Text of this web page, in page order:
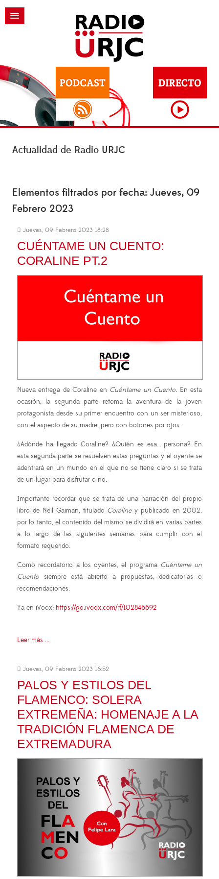
Actualidad de Radio URJC
Elementos filtrados por fecha: Jueves, 09
Febrero 2023
Jueves, 09 Febrero 2023 18:28
CUÉNTAME UN CUENTO:
CORALINE PT.2
Nueva entrega de Coraline en Cuéntame un Cuento. En esta
ocasión, la segunda parte retoma la aventura de la joven
protagonista desde su primer encuentro con un ser misterioso,
con el aspecto de su madre, pero con botones por ojos.
¿Adónde ha llegado Coraline? ¿Quién es esa… persona? En
esta segunda parte se resuelven estas preguntas y el oyente se
adentrará en un mundo en el que no se tiene claro si se trata
de un lugar para disfrutar o no.
Importante recordar que se trata de una narración del propio
libro de Neil Gaiman, titulado Coraliney publicado en 2002,
por lo tanto, el contenido del mismo se dividirá en varias partes
a lo largo de las siguientes semanas para cumplir con el
formato requerido.
Como recordatorio a los oyentes, el programa Cuéntame un
Cuento siempre está abierto a propuestas, dedicatorias o
recomendaciones.
Ya en iVoox: https://go.ivoox.com/rf/102846692
Leer más ...
Jueves, 09 Febrero 2023 16:52
PALOS Y ESTILOS DEL
FLAMENCO: SOLERA
EXTREMEÑA: HOMENAJE A LA
TRADICIÓN FLAMENCA DE
EXTREMADURA